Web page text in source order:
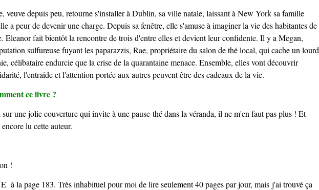
veuve depuis peu, retourne s'installer à Dublin, sa ville natale, laissant à New York sa famille
a peur de devenir une charge. Depuis sa fenêtre, elle s'amuse à imaginer la vie des habitantes de
Eleanor fait bientôt la rencontre de trois d'entre elles et devient leur confidente. Il y a Megan,
sulfureuse fuyant les paparazzis, Rae, propriétaire du salon de thé local, qui cache un lourd
célibataire endurcie que la crise de la quarantaine menace. Ensemble, elles vont découvrir
l'entraide et l'attention portée aux autres peuvent être des cadeaux de la vie.
ce livre ?
une jolie couverture qui invite à une pause-thé dans la véranda, il ne m'en faut pas plus ! Et
lu cette auteur.
!
à la page 183. Très inhabituel pour moi de lire seulement 40 pages par jour, maisj'ai trouvé ça